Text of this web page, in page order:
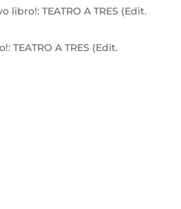
libro!: TEATRO A TRES (Edit.
TEATRO A TRES (Edit.